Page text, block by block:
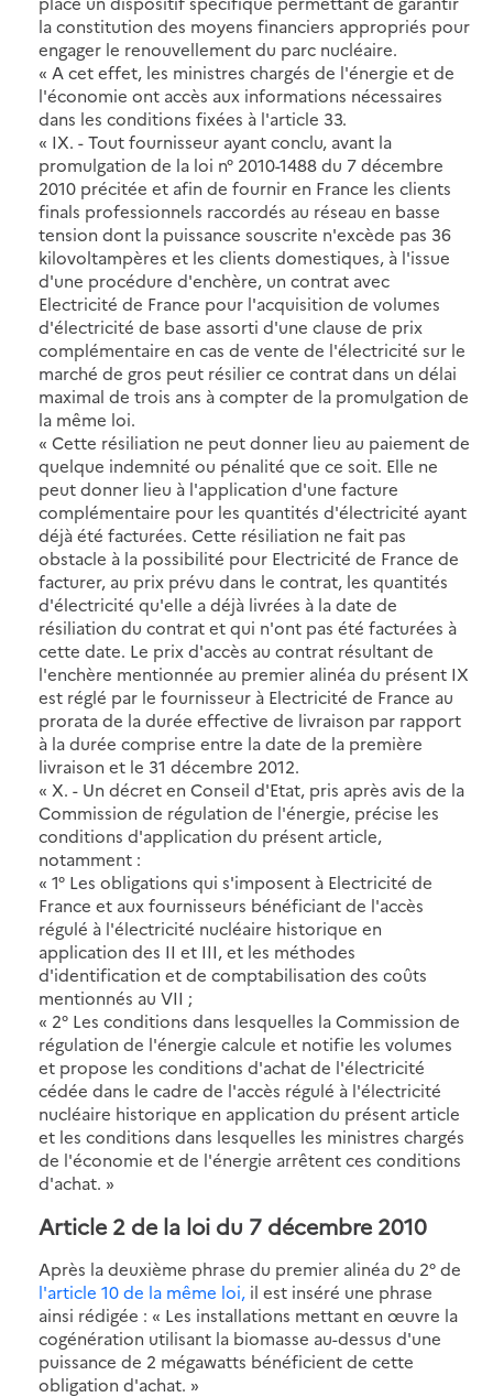
la constitution des moyens financiers appropriés pour
engager le renouvellement du parc nucléaire.
« A cet effet, les ministres chargés de l'énergie et de
l'économie ont accès aux informations nécessaires
dans les conditions fixées à l'article 33.
« IX. - Tout fournisseur ayant conclu, avant la
promulgation de la loi n° 2010-1488 du 7 décembre
2010 précitée et afin de fournir en France les clients
finals professionnels raccordés au réseau en basse
tension dont la puissance souscrite n'excède pas 36
kilovoltampères et les clients domestiques, à l'issue
d'une procédure d'enchère, un contrat avec
Electricité de France pour l'acquisition de volumes
d'électricité de base assorti d'une clause de prix
complémentaire en cas de vente de l'électricité sur le
marché de gros peut résilier ce contrat dans un délai
maximal de trois ans à compter de la promulgation de
la même loi.
« Cette résiliation ne peut donner lieu au paiement de
quelque indemnité ou pénalité que ce soit. Elle ne
peut donner lieu à l'application d'une facture
complémentaire pour les quantités d'électricité ayant
déjà été facturées. Cette résiliation ne fait pas
obstacle à la possibilité pour Electricité de France de
facturer, au prix prévu dans le contrat, les quantités
d'électricité qu'elle a déjà livrées à la date de
résiliation du contrat et qui n'ont pas été facturées à
cette date. Le prix d'accès au contrat résultant de
l'enchère mentionnée au premier alinéa du présent IX
est réglé par le fournisseur à Electricité de France au
prorata de la durée effective de livraison par rapport
à la durée comprise entre la date de la première
livraison et le 31 décembre 2012.
« X. - Un décret en Conseil d'Etat, pris après avis de la
Commission de régulation de l'énergie, précise les
conditions d'application du présent article,
notamment :
« 1° Les obligations qui s'imposent à Electricité de
France et aux fournisseurs bénéficiant de l'accès
régulé à l'électricité nucléaire historique en
application des II et III, et les méthodes
d'identification et de comptabilisation des coûts
mentionnés au VII ;
« 2° Les conditions dans lesquelles la Commission de
régulation de l'énergie calcule et notifie les volumes
et propose les conditions d'achat de l'électricité
cédée dans le cadre de l'accès régulé à l'électricité
nucléaire historique en application du présent article
et les conditions dans lesquelles les ministres chargés
de l'économie et de l'énergie arrêtent ces conditions
d'achat. »
Article 2 de la loi du 7 décembre 2010
Après la deuxième phrase du premier alinéa du 2° de
l'article 10 de la même loi, il est inséré une phrase
ainsi rédigée : « Les installations mettant en œuvre la
cogénération utilisant la biomasse au-dessus d'une
puissance de 2 mégawatts bénéficient de cette
obligation d'achat. »